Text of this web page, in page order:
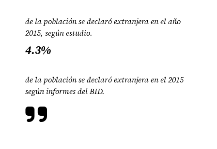
de la población se declaró extranjera en el año
2015, según estudio.
4.3%
de la población se declaró extranjera en el 2015
según informes del BID.